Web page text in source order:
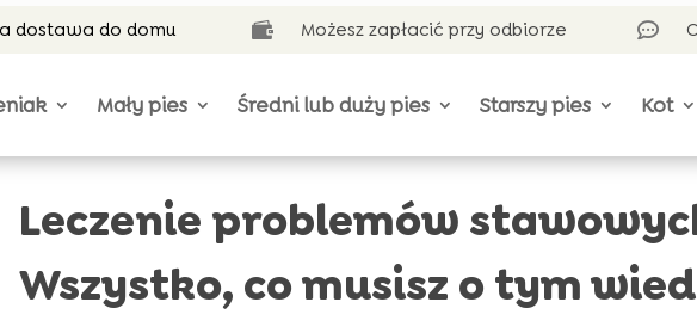
dostawa do domu  Możesz zapłacić przy odbiorze 
Mały pies Średni lub duży pies Starszy pies Kot
Leczenie problemów
Wszystko, co musisz o tym